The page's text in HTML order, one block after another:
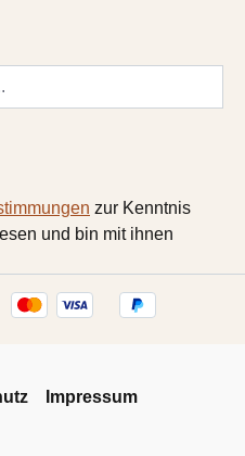
zur Kenntnis
und bin mit ihnen
Impressum